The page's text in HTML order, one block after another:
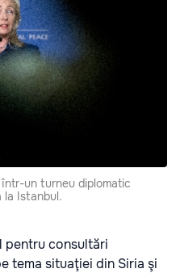
un turneu diplomatic
la Istanbul.
pentru consultări
tema situaţiei din Siria şi